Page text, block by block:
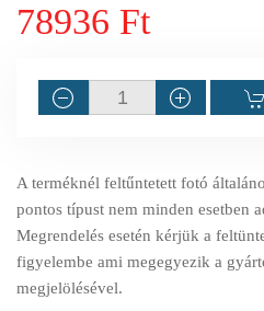
78936 Ft
A terméknél feltűntetett fotó
pontos típust nem minden esetben
Megrendelés esetén kérjük a
figyelembe ami megegyezik a
megjelölésével.